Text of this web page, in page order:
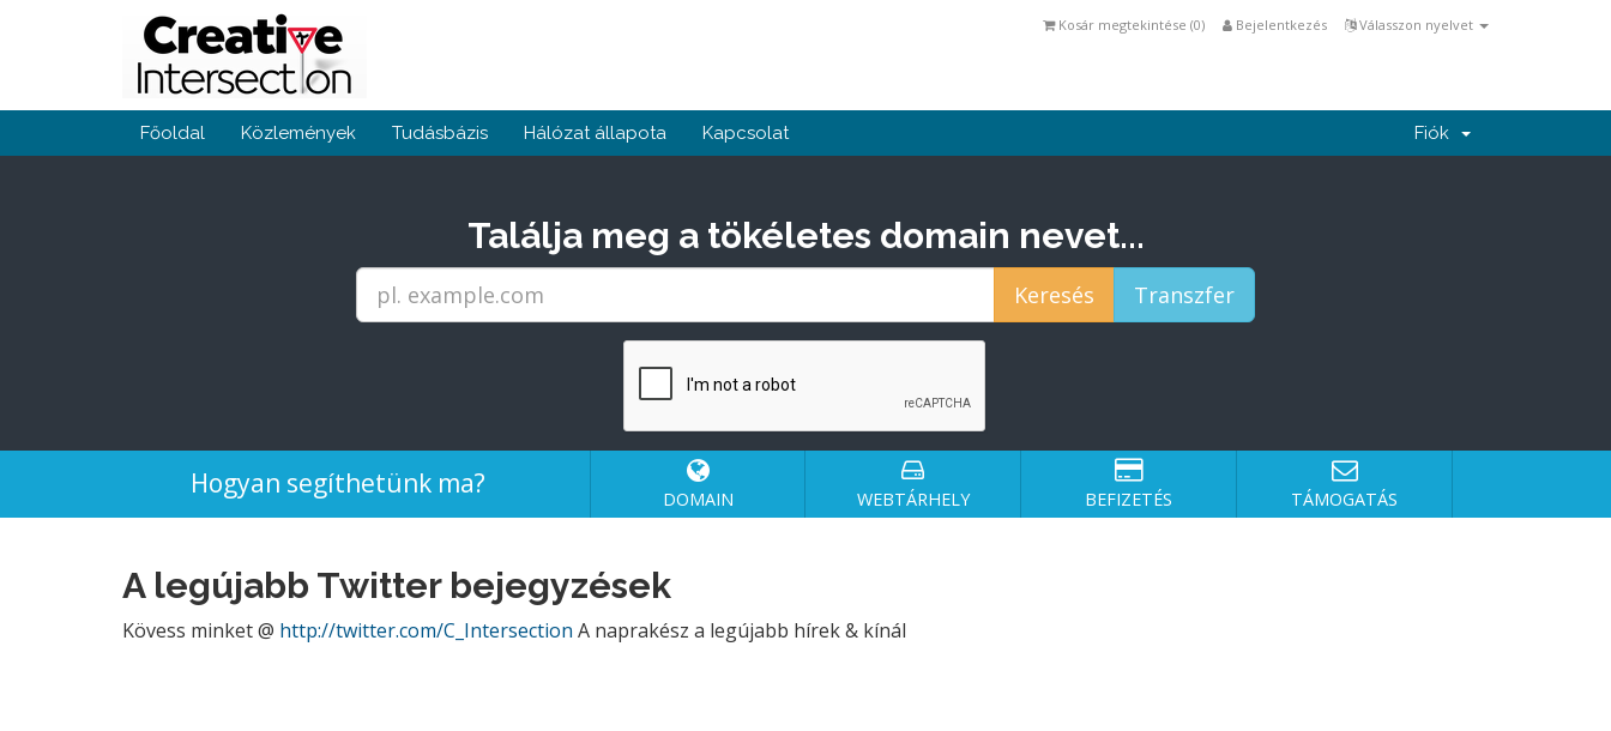
Válasszon nyelvet
Bejelentkezés
Kosár megtekintése (0)
Főoldal Közlemények Tudásbázis Hálózat állapota Kapcsolat Fiók
Találja meg a tökéletes domain nevet...
Hogyan segíthetünk ma? DOMAIN WEBTÁRHELY BEFIZETÉS TÁMOGATÁS
A legújabb Twitter bejegyzések
Kövess minket @ http://twitter.com/C_Intersection A naprakész a legújabb hírek & kínál